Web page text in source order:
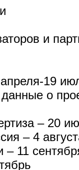
и
19
о
– 20
– 4
– 11